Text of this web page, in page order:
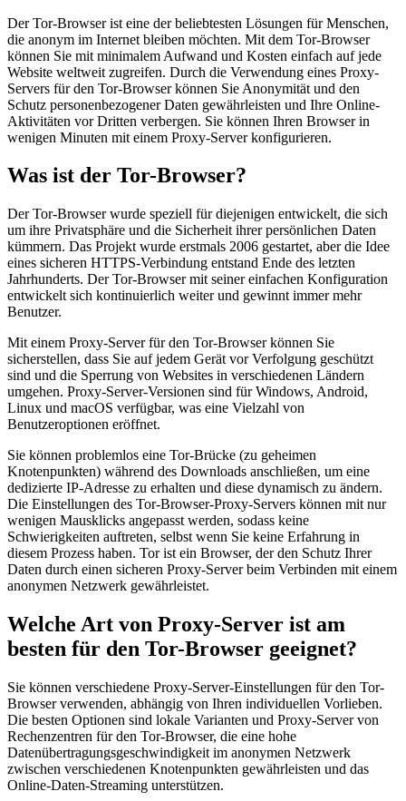
Der Tor-Browser ist eine der beliebtesten Lösungen für Menschen,
die anonym im Internet bleiben möchten. Mit dem Tor-Browser
können Sie mit minimalem Aufwand und Kosten einfach auf jede
Website weltweit zugreifen. Durch die Verwendung eines Proxy-
Servers für den Tor-Browser können Sie Anonymität und den
Schutz personenbezogener Daten gewährleisten und Ihre Online-
Aktivitäten vor Dritten verbergen. Sie können Ihren Browser in
wenigen Minuten mit einem Proxy-Server konfigurieren.
Was ist der Tor-Browser?
Der Tor-Browser wurde speziell für diejenigen entwickelt, die sich
um ihre Privatsphäre und die Sicherheit ihrer persönlichen Daten
kümmern. Das Projekt wurde erstmals 2006 gestartet, aber die Idee
eines sicheren HTTPS-Verbindung entstand Ende des letzten
Jahrhunderts. Der Tor-Browser mit seiner einfachen Konfiguration
entwickelt sich kontinuierlich weiter und gewinnt immer mehr
Benutzer.
Mit einem Proxy-Server für den Tor-Browser können Sie
sicherstellen, dass Sie auf jedem Gerät vor Verfolgung geschützt
sind und die Sperrung von Websites in verschiedenen Ländern
umgehen. Proxy-Server-Versionen sind für Windows, Android,
Linux und macOS verfügbar, was eine Vielzahl von
Benutzeroptionen eröffnet.
Sie können problemlos eine Tor-Brücke (zu geheimen
Knotenpunkten) während des Downloads anschließen, um eine
dedizierte IP-Adresse zu erhalten und diese dynamisch zu ändern.
Die Einstellungen des Tor-Browser-Proxy-Servers können mit nur
wenigen Mausklicks angepasst werden, sodass keine
Schwierigkeiten auftreten, selbst wenn Sie keine Erfahrung in
diesem Prozess haben. Tor ist ein Browser, der den Schutz Ihrer
Daten durch einen sicheren Proxy-Server beim Verbinden mit einem
anonymen Netzwerk gewährleistet.
Welche Art von Proxy-Server ist am
besten für den Tor-Browser geeignet?
Sie können verschiedene Proxy-Server-Einstellungen für den Tor-
Browser verwenden, abhängig von Ihren individuellen Vorlieben.
Die besten Optionen sind lokale Varianten und Proxy-Server von
Rechenzentren für den Tor-Browser, die eine hohe
Datenübertragungsgeschwindigkeit im anonymen Netzwerk
zwischen verschiedenen Knotenpunkten gewährleisten und das
Online-Daten-Streaming unterstützen.